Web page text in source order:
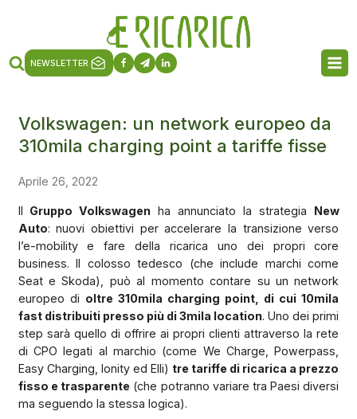
NEWSLETTER
Volkswagen: un network europeo da
310mila charging point a tariffe fisse
Aprile 26, 2022
Il Gruppo Volkswagen ha annunciato la strategia New
Auto: nuovi obiettivi per accelerare la transizione verso
l’e-mobility e fare della ricarica uno dei propri core
business. Il colosso tedesco (che include marchi come
Seat e Skoda), può al momento contare su un network
europeo di oltre 310mila charging point, di cui 10mila
fast distribuiti presso più di 3mila location. Uno dei primi
step sarà quello di offrire ai propri clienti attraverso la rete
di CPO legati al marchio (come We Charge, Powerpass,
Easy Charging, Ionity ed Elli) tre tariffe di ricarica a prezzo
fisso e trasparente (che potranno variare tra Paesi diversi
ma seguendo la stessa logica).